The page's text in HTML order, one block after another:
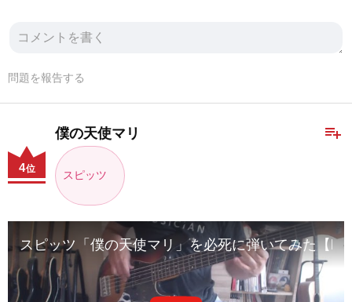
問題を報告する
playlist_add
僕の天使マリ
スピッツ
4位
スピッツ「僕の天使マリ」を必死に弾いてみた【